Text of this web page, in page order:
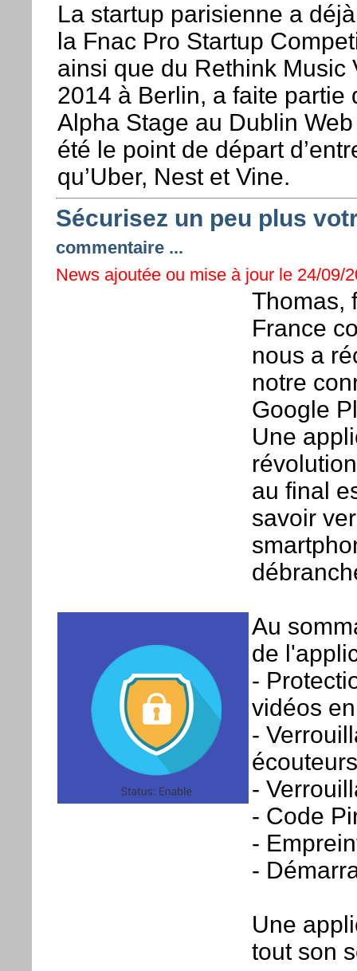
La startup parisienne a
la Fnac Pro Startup
ainsi que du Rethink Music
2014 à Berlin, a faite partie
Alpha Stage au Dublin
été le point de départ
qu’Uber, Nest et Vine.
Sécurisez un peu plus
commentaire ...
News ajoutée ou mise à jour le 24/09/
Thomas,
France
nous a
notre
Google
Une
au final
savoir
Au
de
-
vidéos
-
-
- Code
-
-
Une
tout son